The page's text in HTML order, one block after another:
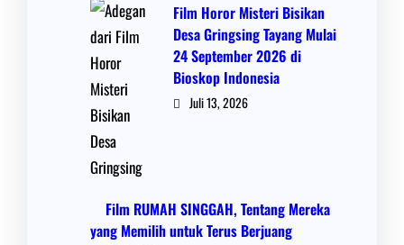
Film Horor Misteri Bisikan
Desa Gringsing Tayang Mulai
24 September 2026 di
Bioskop Indonesia
Juli 13, 2026
Film RUMAH SINGGAH, Tentang Mereka
yang Memilih untuk Terus Berjuang